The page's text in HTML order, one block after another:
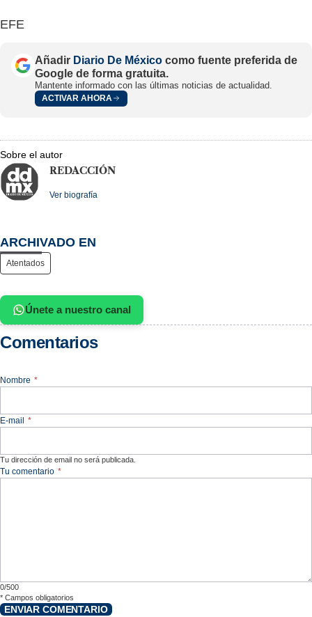
EFE
Añadir Diario De México como fuente preferida de
Google de forma gratuita.
Mantente informado con las últimas noticias de actualidad.
ACTIVAR AHORA
Sobre el autor
REDACCIÓN
Ver biografía
ARCHIVADO EN
Atentados
Únete a nuestro canal
Comentarios
Nombre *
E-mail *
Tu dirección de email no será publicada.
Tu comentario *
0/500
* Campos obligatorios
ENVIAR COMENTARIO